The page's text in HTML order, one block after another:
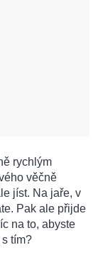
rychlým
věčně
jíst. Na jaře, v
Pak ale přijde
na to, abyste
tím?